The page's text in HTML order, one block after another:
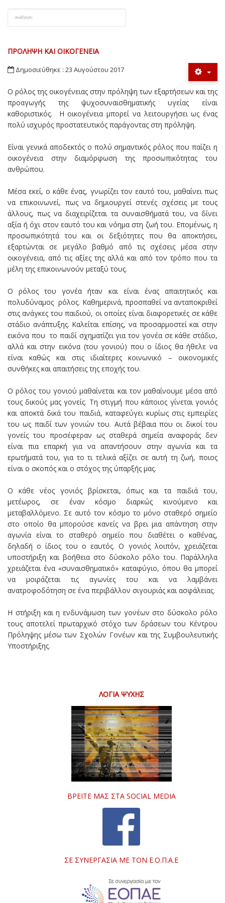
ΠΡΌΛΗΨΗ ΚΑΙ ΟΙΚΟΓΈΝΕΙΑ
Δημοσιεύθηκε : 23 Αυγούστου 2017
Ο ρόλος της οικογένειας στην πρόληψη των εξαρτήσεων και της
προαγωγής της ψυχοσυναισθηματικής υγείας είναι
καθοριστικός. Η οικογένεια μπορεί να λειτουργήσει ως ένας
πολύ ισχυρός προστατευτικός παράγοντας στη πρόληψη.
Είναι γενικά αποδεκτός ο πολύ σημαντικός ρόλος που παίζει η
οικογένεια στην διαμόρφωση της προσωπικότητας του
ανθρώπου.
Μέσα εκεί, ο κάθε ένας, γνωρίζει τον εαυτό του, μαθαίνει πως
να επικοινωνεί, πως να δημιουργεί στενές σχέσεις με τους
άλλους, πως να διαχειρίζεται τα συναισθήματά του, να δίνει
αξία ή όχι στον εαυτό του και νόημα στη ζωή του. Επομένως, η
προσωπικότητά του και οι δεξιότητες που θα αποκτήσει,
εξαρτώνται σε μεγάλο βαθμό από τις σχέσεις μέσα στην
οικογένεια, από τις αξίες της αλλά και από τον τρόπο που τα
μέλη της επικοινωνούν μεταξύ τους.
Ο ρόλος του γονέα ήταν και είναι ένας απαιτητικός και
πολυδύναμος ρόλος. Καθημερινά, προσπαθεί να ανταποκριθεί
στις ανάγκες του παιδιού, οι οποίες είναι διαφορετικές σε κάθε
στάδιο ανάπτυξης. Καλείται επίσης, να προσαρμοστεί και στην
εικόνα που το παιδί σχηματίζει για τον γονέα σε κάθε στάδιο,
αλλά και στην εικόνα (του γονιού) που ο ίδιος θα ήθελε να
είναι καθώς και στις ιδιαίτερες κοινωνικό – οικονομικές
συνθήκες και απαιτήσεις της εποχής του.
Ο ρόλος του γονιού μαθαίνεται και τον μαθαίνουμε μέσα από
τους δικούς μας γονείς. Τη στιγμή που κάποιος γίνεται γονιός
και αποκτά δικά του παιδιά, καταφεύγει κυρίως στις εμπειρίες
του ως παιδί των γονιών του. Αυτά βέβαια που οι δικοί του
γονείς του προσέφεραν ως σταθερά σημεία αναφοράς δεν
είναι πια επαρκή για να απαντήσουν στην αγωνία και τα
ερωτήματά του, για το τι τελικά αξίζει σε αυτή τη ζωή, ποιος
είναι ο σκοπός και ο στόχος της ύπαρξής μας.
Ο κάθε νέος γονιός βρίσκεται, όπως και τα παιδιά του,
μετέωρος, σε έναν κόσμο διαρκώς κινούμενο και
μεταβαλλόμενο. Σε αυτό τον κόσμο το μόνο σταθερό σημείο
στο οποίο θα μπορούσε κανείς να βρει μια απάντηση στην
αγωνία είναι το σταθερό σημείο που διαθέτει ο καθένας,
δηλαδή ο ίδιος του ο εαυτός. Ο γονιός λοιπόν, χρειάζεται
υποστήριξη και βοήθεια στο δύσκολο ρόλο του. Παράλληλα
χρειάζεται ένα «συναισθηματικό» καταφύγιο, όπου θα μπορεί
να μοιράζεται τις αγωνίες του και να λαμβάνει
ανατροφοδότηση σε ένα περιβάλλον σιγουριάς και ασφάλειας.
Η στήριξη και η ενδυνάμωση των γονέων στο δύσκολο ρόλο
τους αποτελεί πρωταρχικό στόχο των δράσεων του Κέντρου
Πρόληψης μέσω των Σχολών Γονέων και της Συμβουλευτικής
Υποστήριξης.
ΛΌΓΙΑ ΨΥΧΉΣ
ΒΡΕΊΤΕ ΜΑΣ ΣΤΑ SOCIAL MEDIA
ΣΕ ΣΥΝΕΡΓΑΣΊΑ ΜΕ ΤΟΝ Ε.Ο.Π.Α.Ε